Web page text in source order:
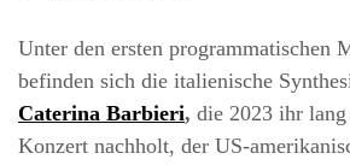
Unter den ersten programmatischen
befinden sich die italienische
Caterina Barbieri, die 2023 ihr
Konzert nachholt, der US-